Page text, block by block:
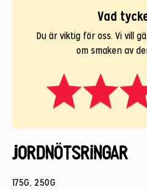
Vad
Du är viktig för oss. Vi vill
om smaken av
Jordnötsringar
175G, 250G